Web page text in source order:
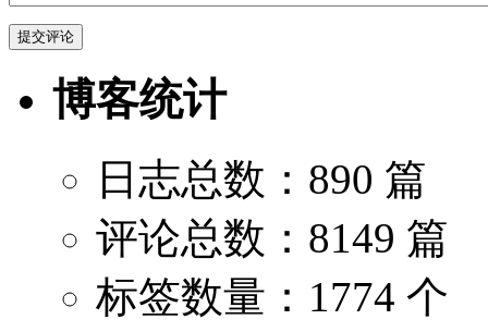
博客统计
日志总数：890 篇
评论总数：8149 篇
标签数量：1774 个